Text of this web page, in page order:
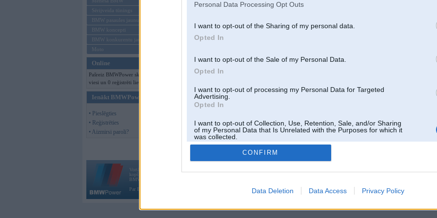
Personal Data Processing Opt Outs
I want to opt-out of the Sharing of my personal data.
Opted In
I want to opt-out of the Sale of my Personal Data.
Opted In
I want to opt-out of processing my Personal Data for Targeted
Advertising.
Opted In
I want to opt-out of Collection, Use, Retention, Sale, and/or Sharing
of my Personal Data that Is Unrelated with the Purposes for which it
was collected.
Opted Out
CONFIRM
Data Deletion Data Access Privacy Policy
Sērijveida tūnings
BMW pasaules jaunumi
BMW koncepti
BMW konkurentu jaunumi
Moto
Online
Pašreiz BMWPower skatās 133
viesi un 0 reģistrēti lietotāji.
Ienākt BMWPower
• Pieslēgties
• Reģistrēties
• Aizmirsi paroli?
Vortāls BMWPower.lv darbojas
kopš 2002. gada 14. maija. Tas nav auto klubs un nav saistīts ar
BMW AG.
Par BMWPower